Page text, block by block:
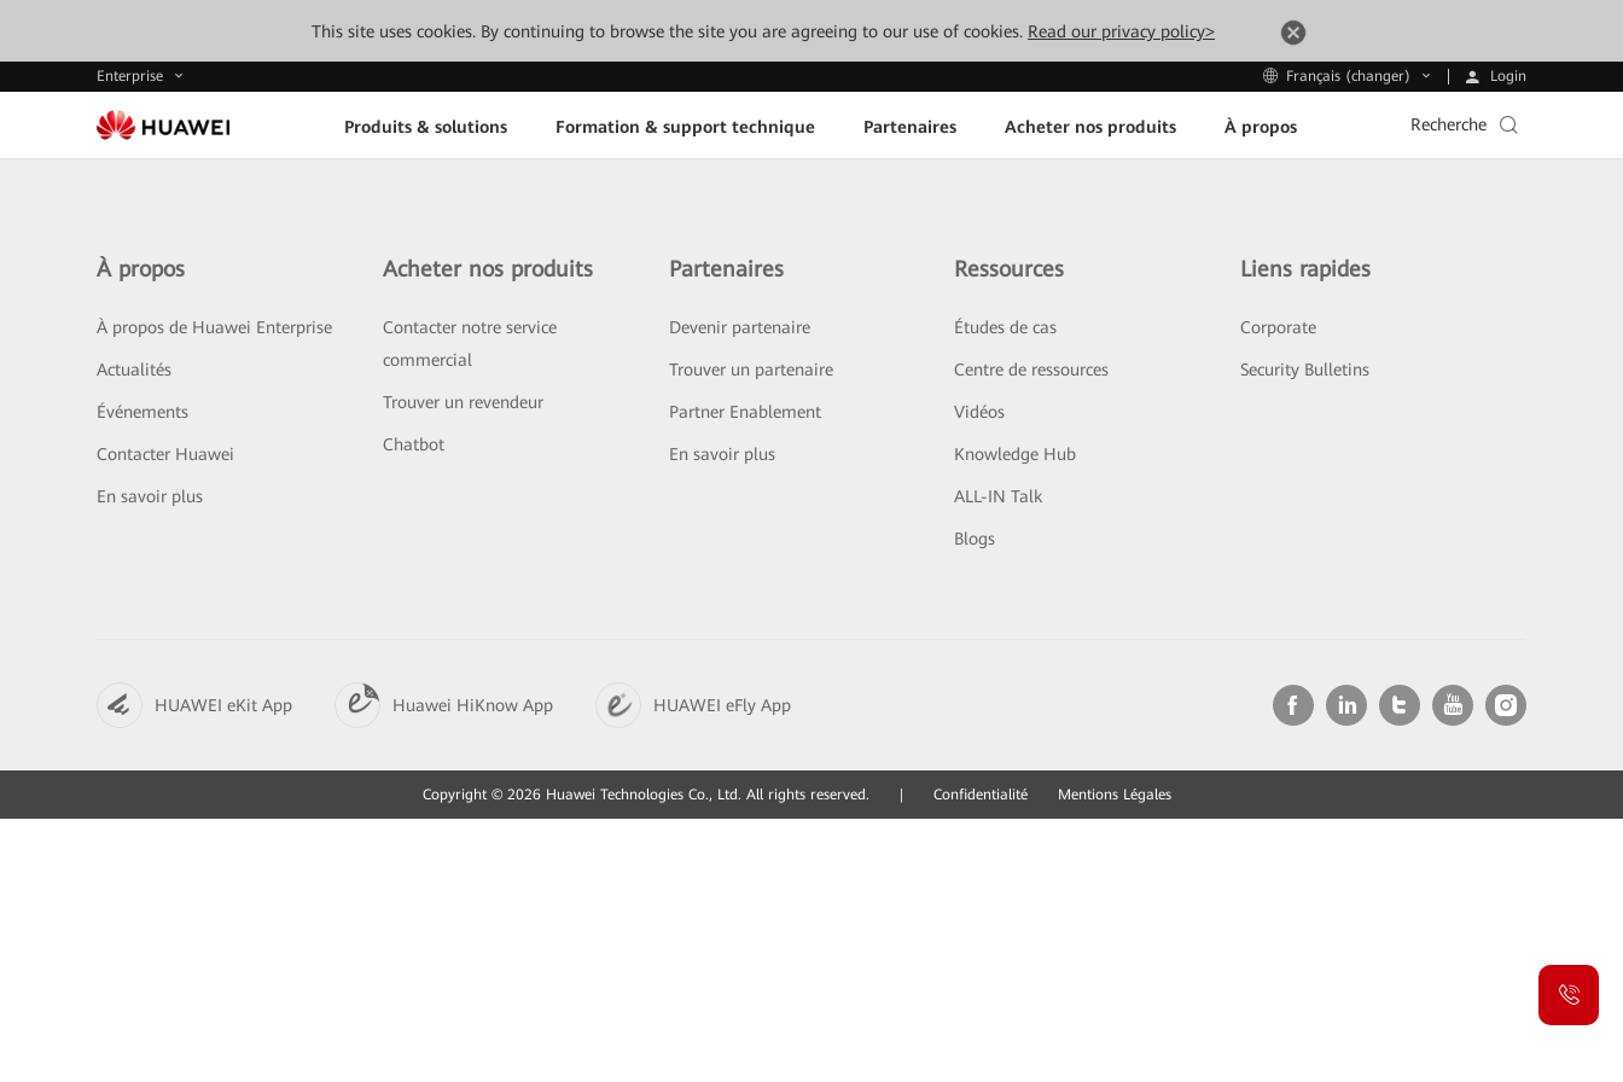
This site uses cookies. By continuing to browse the site you are agreeing to our use of cookies. Read our privacy policy>
Enterprise Français (changer) Login
Produits & solutions Formation & support technique Partenaires Acheter nos produits À propos Recherche
À propos
À propos de Huawei Enterprise
Actualités
Événements
Contacter Huawei
En savoir plus
Acheter nos produits
Contacter notre service
commercial
Trouver un revendeur
Chatbot
Partenaires
Devenir partenaire
Trouver un partenaire
Partner Enablement
En savoir plus
Ressources
Études de cas
Centre de ressources
Vidéos
Knowledge Hub
ALL-IN Talk
Blogs
Liens rapides
Corporate
Security Bulletins
HUAWEI eKit App Huawei HiKnow App HUAWEI eFly App
Copyright © 2026 Huawei Technologies Co., Ltd. All rights reserved. Confidentialité Mentions Légales